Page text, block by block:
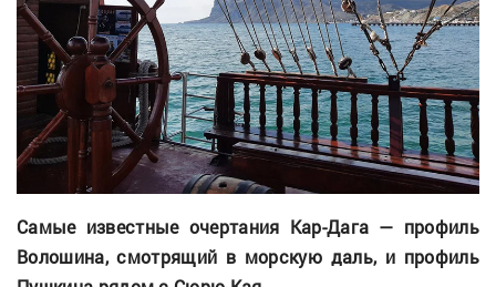
Самые известные очертания Кар-Дага — профиль
Волошина, смотрящий в морскую даль, и профиль